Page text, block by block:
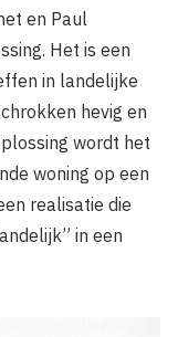
en Paul
Het is een
in landelijke
hevig en
wordt het
woning op een
realisatie die
in een